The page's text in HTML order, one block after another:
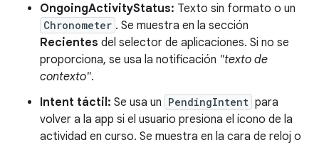
OngoingActivityStatus: Texto sin formato o un
Chronometer . Se muestra en la sección
Recientes del selector de aplicaciones. Si no se
proporciona, se usa la notificación "texto de
contexto".
Intent táctil: Se usa un PendingIntent para
volver a la app si el usuario presiona el ícono de la
actividad en curso. Se muestra en la cara de reloj o